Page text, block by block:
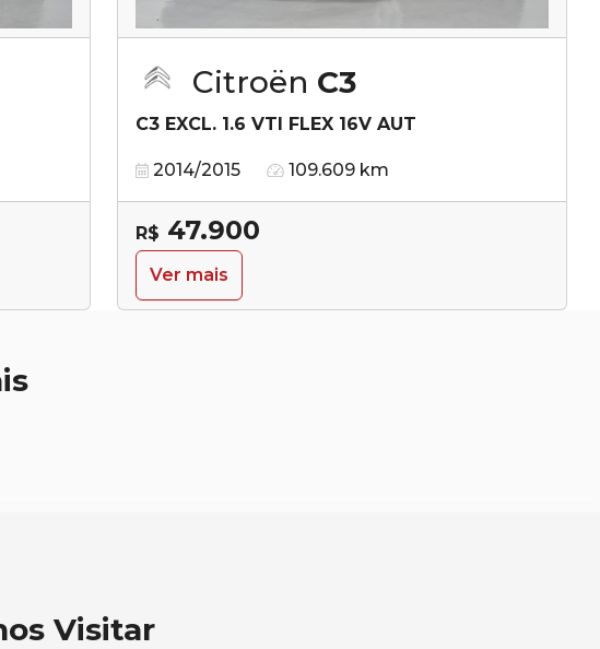
Citroën C3
C3 EXCL. 1.6 VTI FLEX 16V AUT
2014/2015 109.609 km
R$ 47.900
Ver mais
Visitar